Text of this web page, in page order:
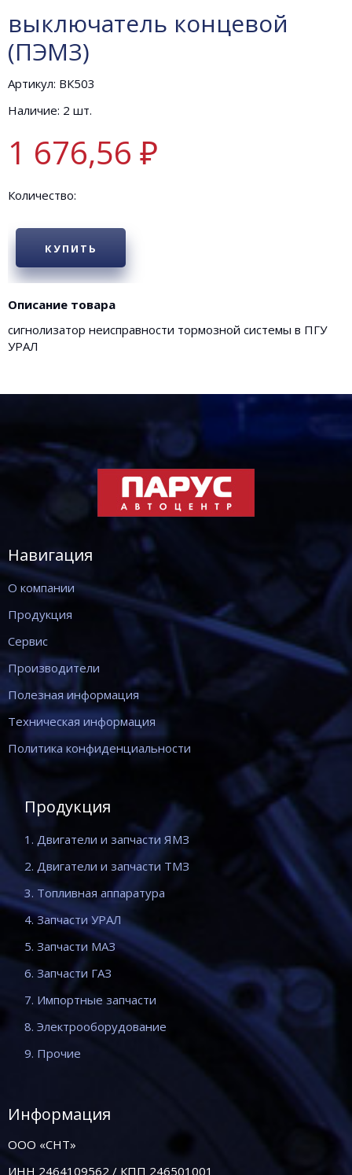
выключатель концевой
(ПЭМЗ)
Артикул: ВК503
Наличие: 2 шт.
1 676,56 ₽
Количество:
КУПИТЬ
Описание товара
сигнолизатор неисправности тормозной системы в ПГУ
УРАЛ
Навигация
О компании
Продукция
Сервис
Производители
Полезная информация
Техническая информация
Политика конфиденциальности
Продукция
1. Двигатели и запчасти ЯМЗ
2. Двигатели и запчасти ТМЗ
3. Топливная аппаратура
4. Запчасти УРАЛ
5. Запчасти МАЗ
6. Запчасти ГАЗ
7. Импортные запчасти
8. Электрооборудование
9. Прочие
Информация
ООО «СНТ»
ИНН 2464109562 / КПП 246501001